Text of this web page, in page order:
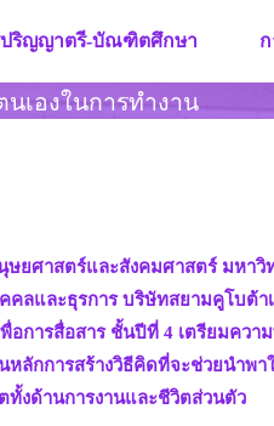
ริญญาตรี-บัณฑิตศึกษา
นเองในการทำงาน
ศาสตร์และสังคมศาสตร์ มหาวิ
ลและธุรการ บริษัทสยามคูโบต้า
อการสื่อสาร ชั้นปีที่ 4 เตรียมค
ลักการสร้างวิธีคิดที่จะช่วยนำ
งด้านการงานและชีวิตส่วนตัว